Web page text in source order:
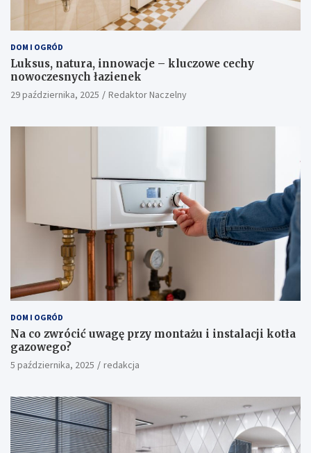
DOM I OGRÓD
Luksus, natura, innowacje – kluczowe cechy
nowoczesnych łazienek
29 października, 2025 Redaktor Naczelny
DOM I OGRÓD
Na co zwrócić uwagę przy montażu i instalacji kotła
gazowego?
5 października, 2025 redakcja